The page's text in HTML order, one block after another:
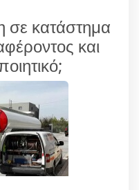
σε κατάστημα
και